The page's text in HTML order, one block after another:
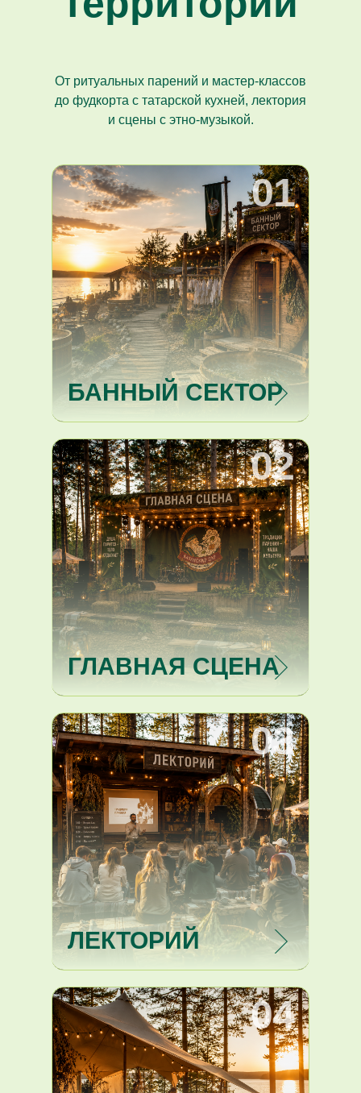
От ритуальных парений и мастер-классов
до фудкорта с татарской кухней, лектория
и сцены с этно-музыкой.
03
04
БАННЫЙ СЕКТОР
01
ЛЕКТОРИЙ
02
ГЛАВНАЯ СЦЕНА